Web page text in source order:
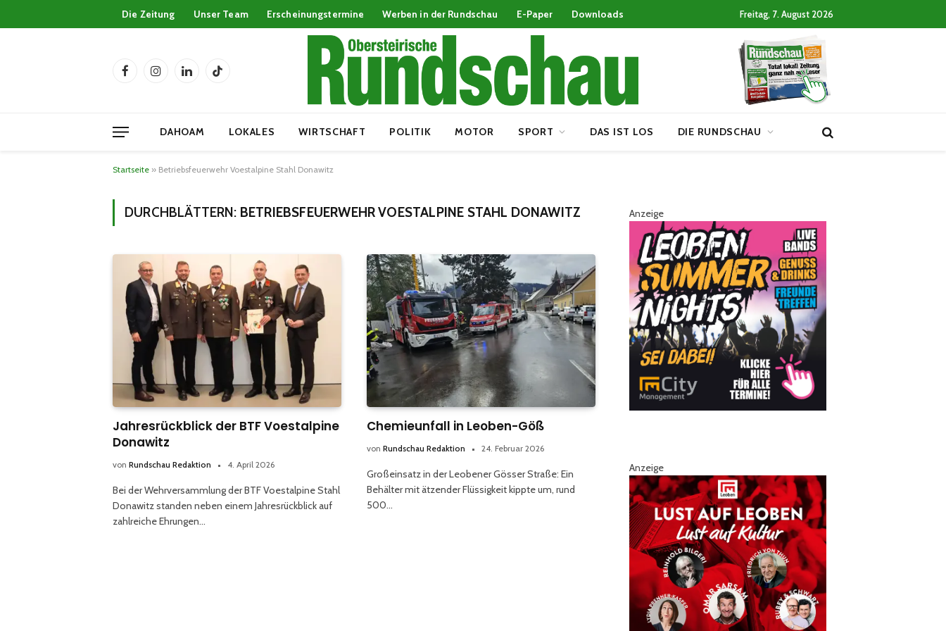
Die Zeitung Unser Team Erscheinungstermine Werben in der Rundschau E-Paper Downloads Freitag, 7. August 2026
FacebookInstagramLinkedInTikTok
DAHOAM LOKALES WIRTSCHAFT POLITIK MOTOR SPORT DAS IST LOS DIE RUNDSCHAU
Startseite » Betriebsfeuerwehr Voestalpine Stahl Donawitz
DURCHBLÄTTERN: BETRIEBSFEUERWEHR VOESTALPINE STAHL DONAWITZ
Jahresrückblick der BTF Voestalpine
Donawitz
von Rundschau Redaktion 4. April 2026
Bei der Wehrversammlung der BTF Voestalpine Stahl
Donawitz standen neben einem Jahresrückblick auf
zahlreiche Ehrungen…
Chemieunfall in Leoben-Göß
von Rundschau Redaktion 24. Februar 2026
Großeinsatz in der Leobener Gösser Straße: Ein
Behälter mit ätzender Flüssigkeit kippte um, rund
500…
Anzeige
Anzeige